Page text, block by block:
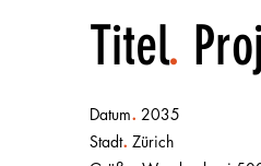
Titel.
Datum. 2035
Stadt. Zürich